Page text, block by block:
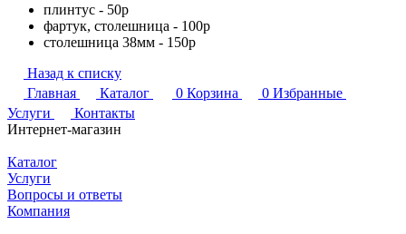
плинтус - 50р
фартук, столешница - 100р
столешница 38мм - 150р
Назад к списку
Главная
Каталог 0 Корзина 0 Избранные
Услуги
Контакты
Интернет-магазин
Каталог
Услуги
Вопросы и ответы
Компания